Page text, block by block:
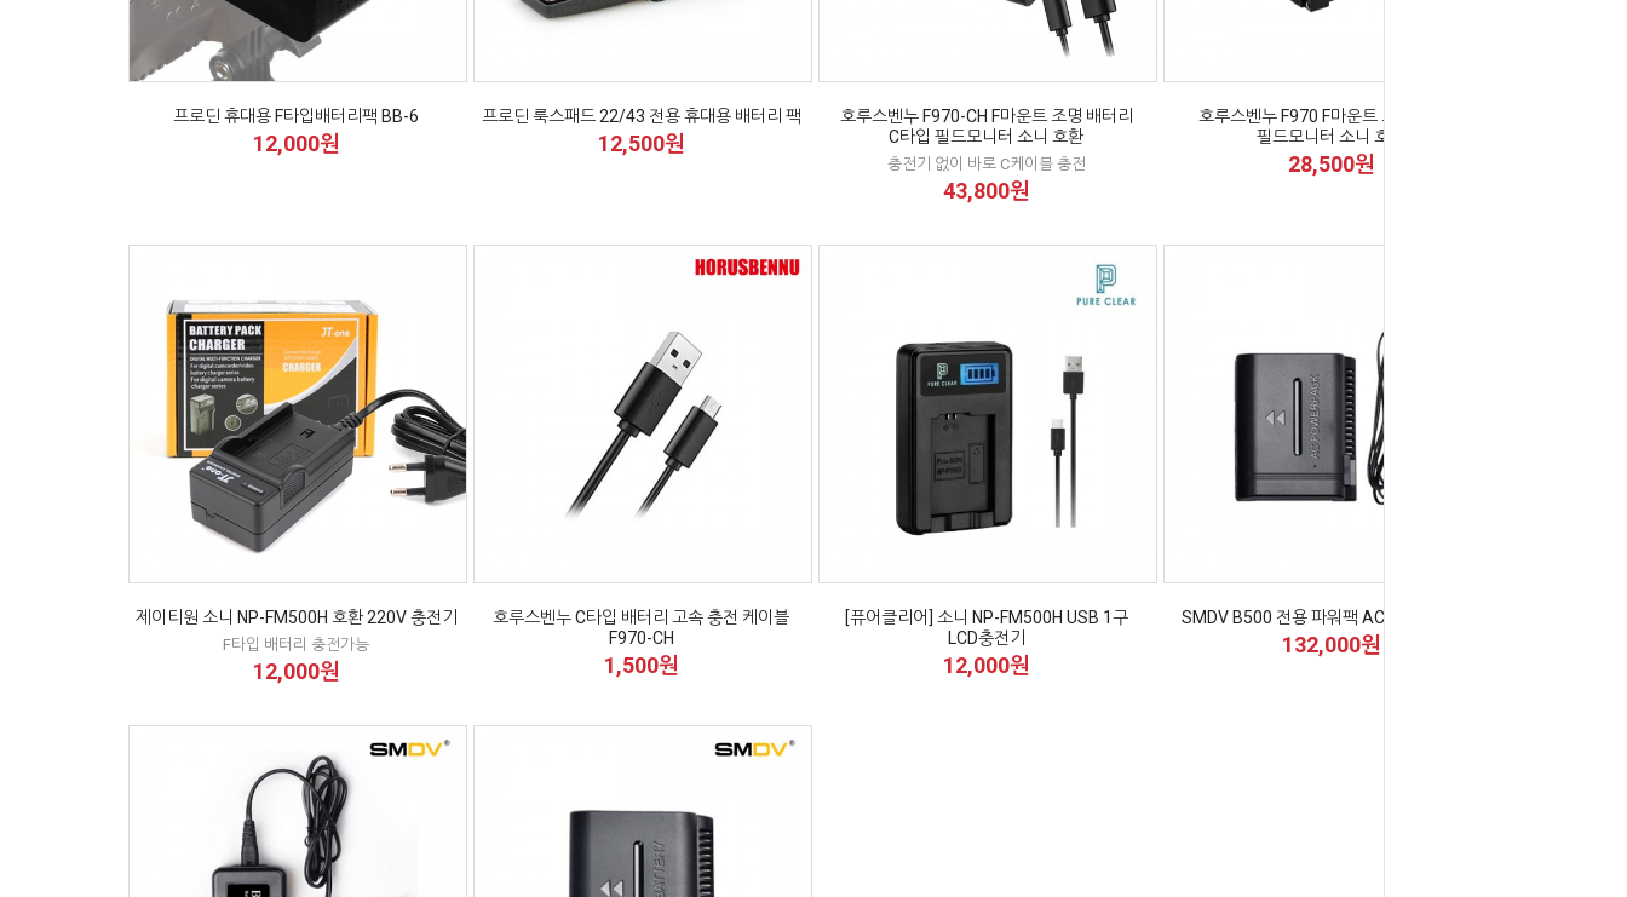
프로딘 휴대용 F타입배터리팩 BB-6
12,000원
프로딘 룩스패드 22/43 전용 휴대용 배터리 팩
12,500원
호루스벤누 F970-CH F마운트 조명 배터리
C타입 필드모니터 소니 호환
충전기 없이 바로 C케이블 충전
43,800원
호루스벤누 F970 F마운트 조명 배터리
필드모니터 소니 호환
28,500원
제이티원 소니 NP-FM500H 호환 220V 충전기
F타입 배터리 충전가능
12,000원
호루스벤누 C타입 배터리 고속 충전 케이블
F970-CH
1,500원
[퓨어클리어] 소니 NP-FM500H USB 1구
LCD충전기
12,000원
SMDV B500 전용 파워팩 AC-Power Pack
132,000원